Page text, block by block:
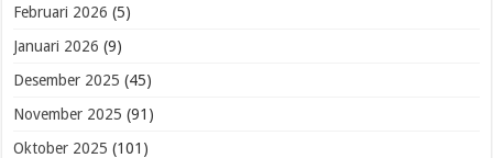
Februari 2026 (5)
Januari 2026 (9)
Desember 2025 (45)
November 2025 (91)
Oktober 2025 (101)